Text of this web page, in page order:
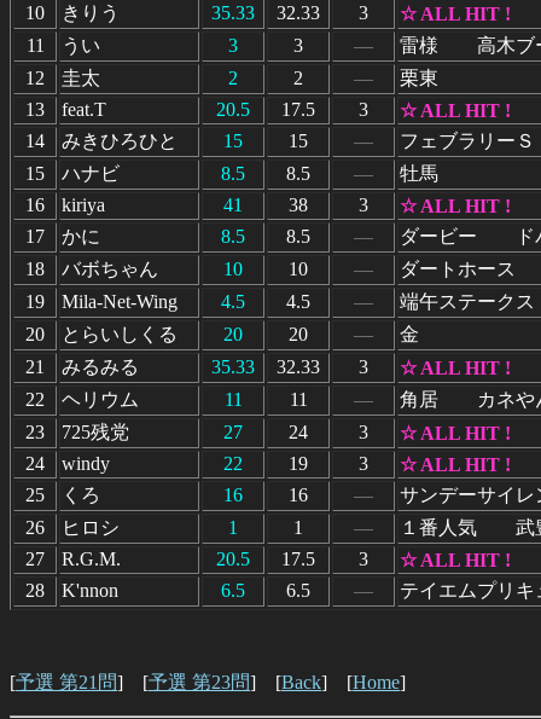
10
きりう 35.33 32.33 3
☆ ALL HIT !
11
うい 3 3 ―
雷様 高木
12
圭太 2 2 ―
栗東
13
feat.T 20.5 17.5 3
☆ ALL HIT !
14
みきひろひと 15 15 ―
フェブラリ
15
ハナビ 8.5 8.5 ―
牡馬
16
kiriya 41 38 3
☆ ALL HIT !
17
かに 8.5 8.5 ―
ダービー ド
18
バボちゃん 10 10 ―
ダートホース
19
Mila-Net-Wing 4.5 4.5 ―
端午ステークス
20
とらいしくる 20 20 ―
金
21
みるみる 35.33 32.33 3
☆ ALL HIT !
22
ヘリウム 11 11 ―
角居 カネや
23
725残党 27 24 3
☆ ALL HIT !
24
windy 22 19 3
☆ ALL HIT !
25
くろ 16 16 ―
サンデーサイレ
26
ヒロシ 1 1 ―
１番人気
27
R.G.M. 20.5 17.5 3
☆ ALL HIT !
28
K'nnon 6.5 6.5 ― テイエムプリ
[予選 第21問] [予選 第23問] [Back] [Home]